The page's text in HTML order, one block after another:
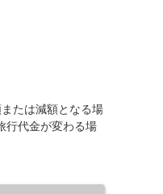
たは減額となる場
行代金が変わる場